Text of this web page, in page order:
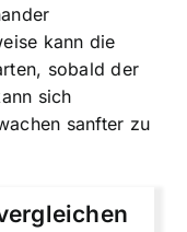
kann die
sobald der
sich
sanfter zu